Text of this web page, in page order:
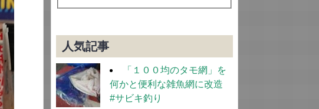
人気記事
「１００均のタモ網」を
何かと便利な雑魚網に改造
#サビキ釣り